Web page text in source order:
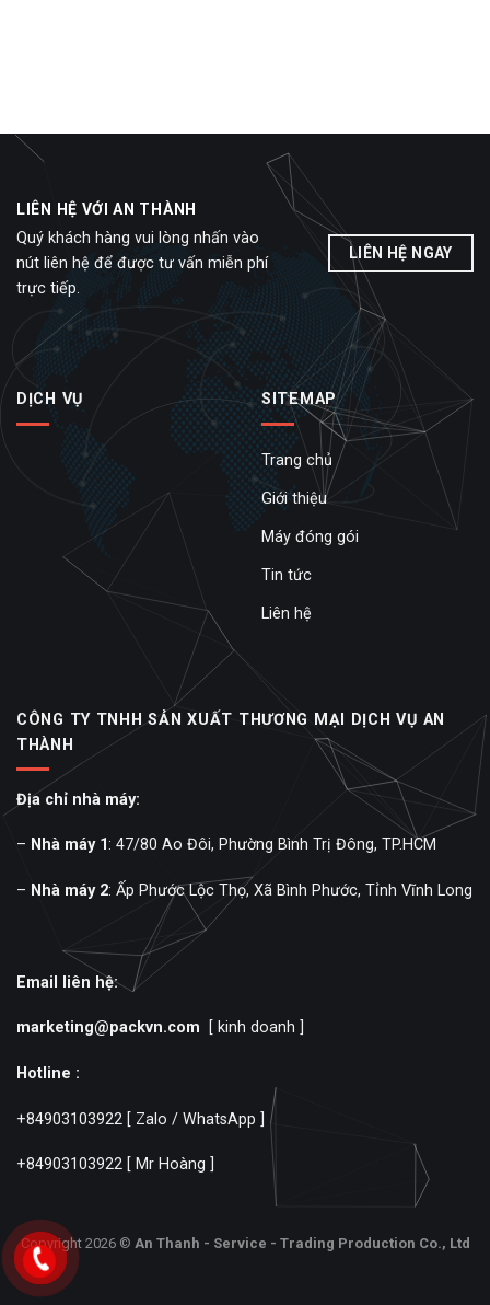
LIÊN HỆ VỚI AN THÀNH
Quý khách hàng vui lòng nhấn vào
nút liên hệ để được tư vấn miễn phí
trực tiếp.
LIÊN HỆ NGAY
DỊCH VỤ SITEMAP
Trang chủ
Giới thiệu
Máy đóng gói
Tin tức
Liên hệ
CÔNG TY TNHH SẢN XUẤT THƯƠNG MẠI DỊCH VỤ AN
THÀNH
Địa chỉ nhà máy:
– Nhà máy 1: 47/80 Ao Đôi, Phường Bình Trị Đông, TP.HCM
– Nhà máy 2: Ấp Phước Lộc Thọ, Xã Bình Phước, Tỉnh Vĩnh Long
Email liên hệ:
marketing@packvn.com [ kinh doanh ]
Hotline :
+84903103922 [ Zalo / WhatsApp ]
+84903103922 [ Mr Hoàng ]
Copyright 2026 © An Thanh - Service - Trading Production Co., Ltd